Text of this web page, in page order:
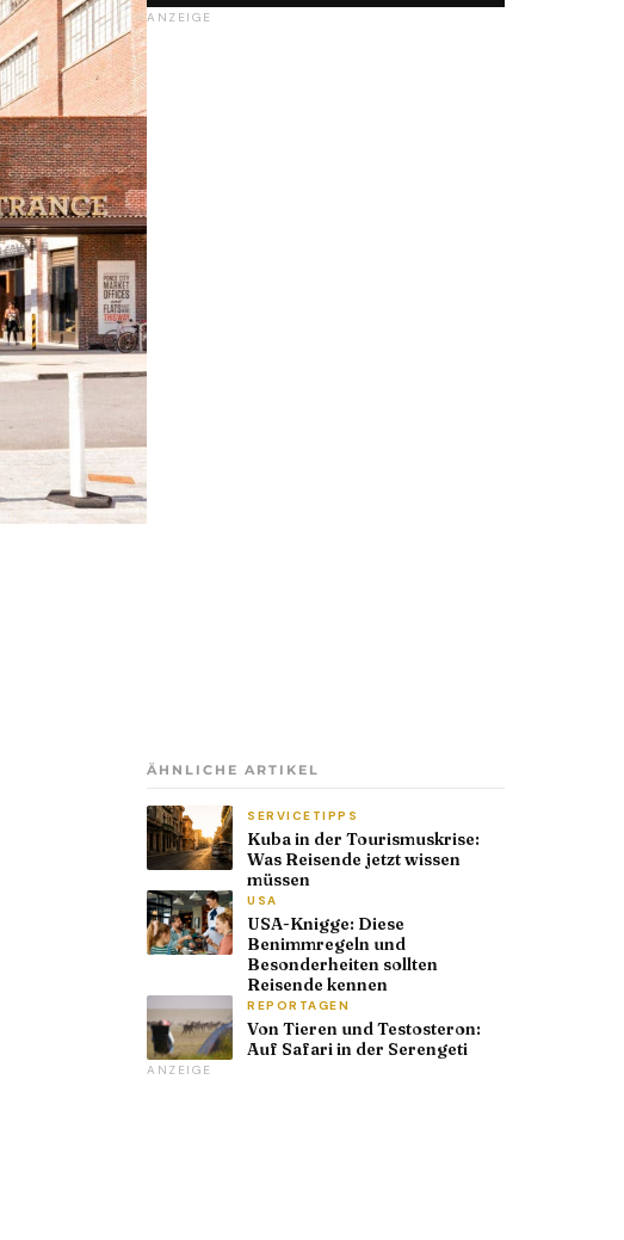
ANZEIGE
ÄHNLICHE ARTIKEL
SERVICETIPPS
Kuba in der Tourismuskrise:
Was Reisende jetzt wissen
müssen
USA
USA-Knigge: Diese
Benimmregeln und
Besonderheiten sollten
Reisende kennen
REPORTAGEN
Von Tieren und Testosteron:
Auf Safari in der Serengeti
ANZEIGE